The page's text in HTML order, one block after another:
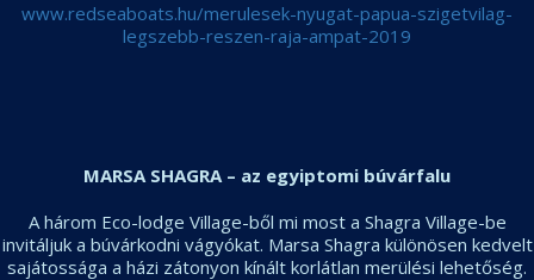
www.redseaboats.hu/merulesek-nyugat-papua-szigetvilag-
legszebb-reszen-raja-ampat-2019
MARSA SHAGRA – az egyiptomi búvárfalu
A három Eco-lodge Village-ből mi most a Shagra Village-be
invitáljuk a búvárkodni vágyókat. Marsa Shagra különösen kedvelt
sajátossága a házi zátonyon kínált korlátlan merülési lehetőség.